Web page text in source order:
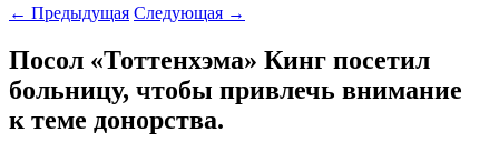
← Предыдущая Следующая →
Посол «Тоттенхэма» Кинг посетил
больницу, чтобы привлечь внимание
к теме донорства.